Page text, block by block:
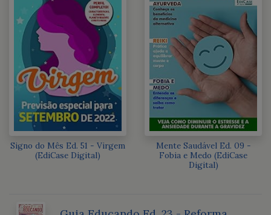
Signo do Mês Ed. 51 - Virgem
(EdiCase Digital)
Mente Saudável Ed. 09 -
Fobia e Medo (EdiCase
Digital)